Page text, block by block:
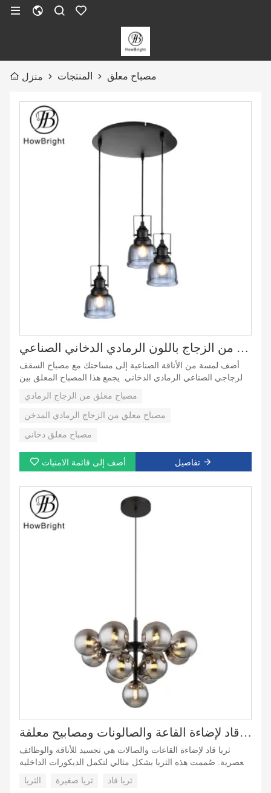
منزل المنتجات مصباح معلق
مصابيح معلقة من الزجاج باللون الرمادي الدخاني الصناعي
أضف لمسة من الأناقة الصناعية إلى مساحتك مع مصباح السقف
الزجاجي الصناعي الرمادي الدخاني. يجمع هذا المصباح المعلق بين
دخاني فريد ينشر الضوء بشكل جميل، مما يخلق جوًا دافئًا وجذابًا.
مثالي للمطابخ أو غرف الطعام أو المساحات المعاصرة، من المؤكد
غرفة. سواء كنت تبحث عن مصباح معلق زجاجي رمادي دخاني أو
مصباح معلق زجاجي رمادي، فإن هذا التركيب يوفر الأناقة والتنوع.
مصباح معلق من الزجاج الرمادي
مصباح معلق من الزجاج الرمادي المدخن
مصباح معلق دخاني
أضف إلى قائمة الامنيات تفاصيل
ثريا قاد لإضاءة القاعة والصالونات ومصابيح معلقة
ثريا قاد لإضاءة القاعات والصالات هي تجسيد للأناقة والوظائف
العصرية. صُممت هذه الثريا بشكل مثالي لتكمل الديكورات الداخلية
وموثوقة لمنزلك أو مساحتك التجارية. بفضل بنيتها الفريدة وموادها
الثريا ثريا صغيرة ثريا قاد